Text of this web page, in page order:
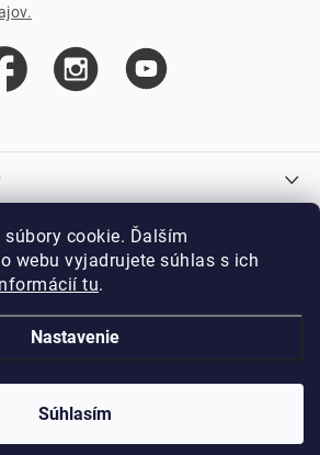
cookie. Ďalším
webu vyjadrujete súhlas s ich
tu.
Nastavenie
Súhlasím
programu
CZ spol. s r.o.